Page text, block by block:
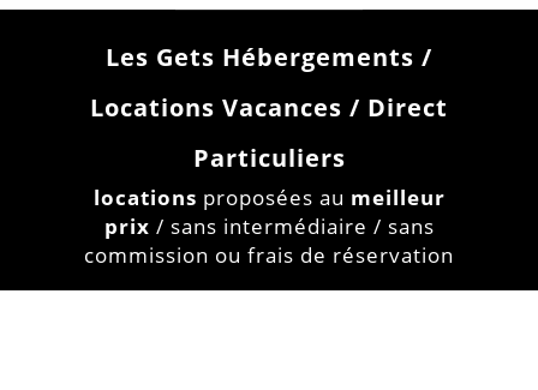
Les Gets Hébergements /
Locations Vacances / Direct
Particuliers
locations proposées au meilleur
prix / sans intermédiaire / sans
commission ou frais de réservation